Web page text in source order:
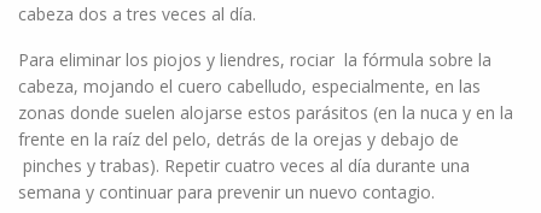
cabeza dos a tres veces al día.
Para eliminar los piojos y liendres, rociar la fórmula sobre la
cabeza, mojando el cuero cabelludo, especialmente, en las
zonas donde suelen alojarse estos parásitos (en la nuca y en la
frente en la raíz del pelo, detrás de la orejas y debajo de
pinches y trabas). Repetir cuatro veces al día durante una
semana y continuar para prevenir un nuevo contagio.